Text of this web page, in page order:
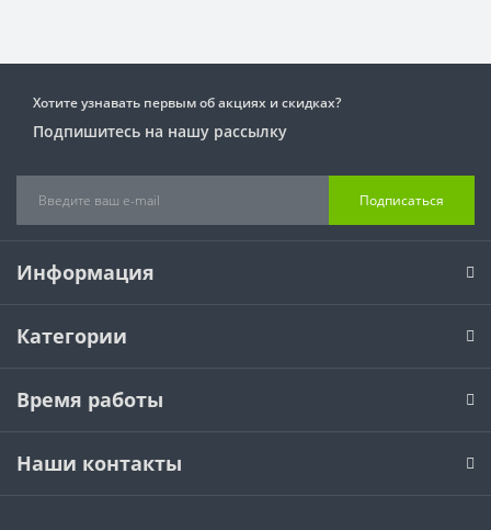
Хотите узнавать первым об акциях и скидках?
Подпишитесь на нашу рассылку
Подписаться
Информация
Категории
Время работы
Наши контакты